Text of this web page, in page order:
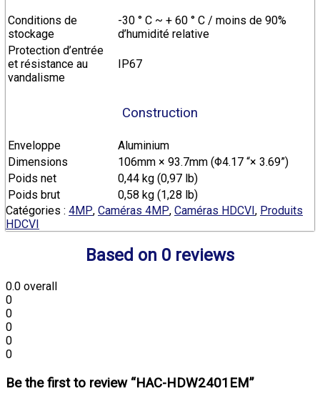
Conditions de
stockage
-30 ° C ~ + 60 ° C / moins de 90%
d’humidité relative
Protection d’entrée
et résistance au
vandalisme
IP67
Construction
Enveloppe
Aluminium
Dimensions
106mm × 93.7mm (Φ4.17 “× 3.69”)
Poids net
0,44 kg (0,97 lb)
Poids brut
0,58 kg (1,28 lb)
Catégories : 4MP, Caméras 4MP, Caméras HDCVI, Produits
HDCVI
Based on 0 reviews
0.0 overall
0
0
0
0
0
Be the first to review “HAC-HDW2401EM”